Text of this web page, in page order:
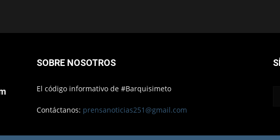
SOBRE NOSOTROS
El código informativo de #Barquisimeto
Contáctanos: prensanoticias251@gmail.com